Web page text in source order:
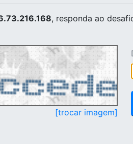
, responda ao
[trocar imagem]